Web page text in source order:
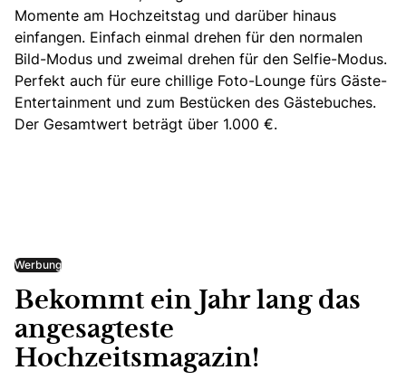
Momente am Hochzeitstag und darüber hinaus
einfangen. Einfach einmal drehen für den normalen
Bild-Modus und zweimal drehen für den Selfie-Modus.
Perfekt auch für eure chillige Foto-Lounge fürs Gäste-
Entertainment und zum Bestücken des Gästebuches.
Der Gesamtwert beträgt über 1.000 €.
Werbung
Bekommt ein Jahr lang das
angesagteste
Hochzeitsmagazin!